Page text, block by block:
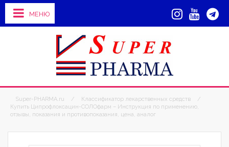
МЕНЮ
Super-PHARMA.ru / Классификатор лекарственных средств
/
Купить Ципрофлоксацин-СОЛОфарм – Инструкция по применению,
отзывы, показания и противопоказания, цена, аналог